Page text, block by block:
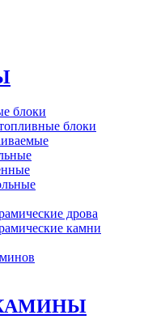
блоки
блоки
дрова
камни